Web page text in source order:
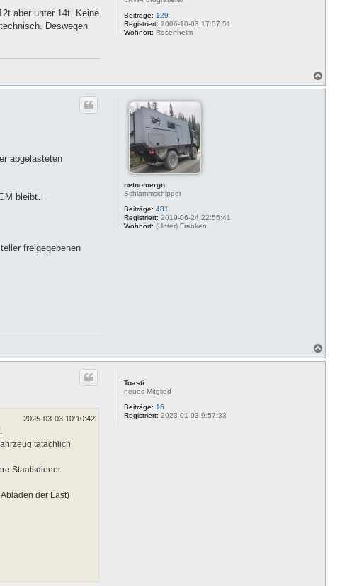
Beiträge: 129
Registriert: 2006-10-03 17:57:51
Wohnort: Rosenheim
aber unter 14t. Keine
Deswegen
a
netnomergn
Schlammschipper
Beiträge: 481
Registriert: 2019-06-24 22:56:41
Wohnort: (Unter) Franken
abgelasteten
bleibt…
freigegebenen
a
Toasti
neues Mitglied
Beiträge: 16
Registriert: 2023-01-03 9:57:33
2025-03-03 10:10:42
tatächlich
Staatsdiener
der Last)